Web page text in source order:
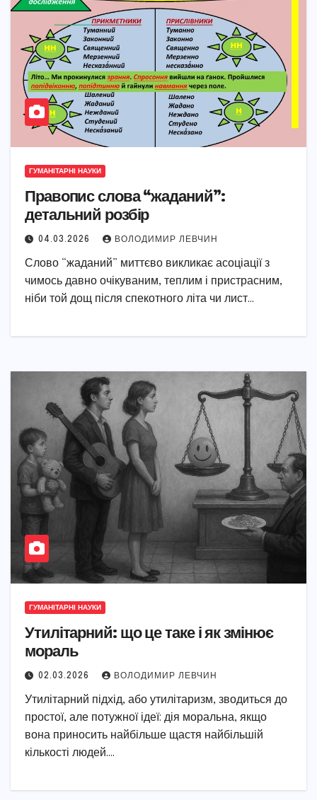
ГУМАНІТАРНІ НАУКИ
Правопис слова “жаданий”:
детальний розбір
04.03.2026 ВОЛОДИМИР ЛЕВЧИН
Слово “жаданий” миттєво викликає асоціації з
чимось давно очікуваним, теплим і пристрасним,
ніби той дощ після спекотного літа чи лист…
ГУМАНІТАРНІ НАУКИ
Утилітарний: що це таке і як змінює
мораль
02.03.2026 ВОЛОДИМИР ЛЕВЧИН
Утилітарний підхід, або утилітаризм, зводиться до
простої, але потужної ідеї: дія моральна, якщо
вона приносить найбільше щастя найбільшій
кількості людей.…